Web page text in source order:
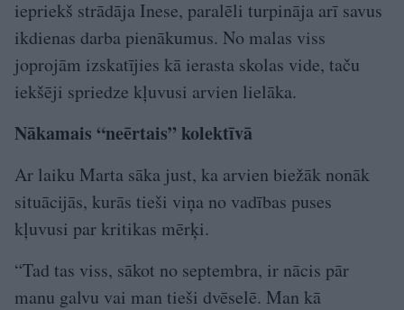
iepriekš strādāja Inese, paralēli turpināja arī savus
ikdienas darba pienākumus. No malas viss
joprojām izskatījies kā ierasta skolas vide, taču
iekšēji spriedze kļuvusi arvien lielāka.
Nākamais “neērtais” kolektīvā
Ar laiku Marta sāka just, ka arvien biežāk nonāk
situācijās, kurās tieši viņa no vadības puses
kļuvusi par kritikas mērķi.
“Tad tas viss, sākot no septembra, ir nācis pār
manu galvu vai man tieši dvēselē. Man kā